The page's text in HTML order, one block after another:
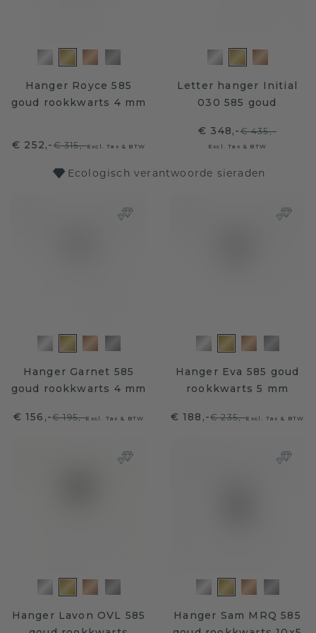
Hanger Royce 585
goud rookkwarts 4 mm
€ 252,-€ 315,-Excl. Tax & BTW
Letter hanger Initial
030 585 goud
€ 348,-€ 435,-
Excl. Tax & BTW
Ecologisch verantwoorde sieraden
Hanger Garnet 585
goud rookkwarts 4 mm
€ 156,-€ 195,-Excl. Tax & BTW
Hanger Eva 585 goud
rookkwarts 5 mm
€ 188,-€ 235,-Excl. Tax & BTW
Hanger Lavon OVL 585
Hanger Sam MRQ 585